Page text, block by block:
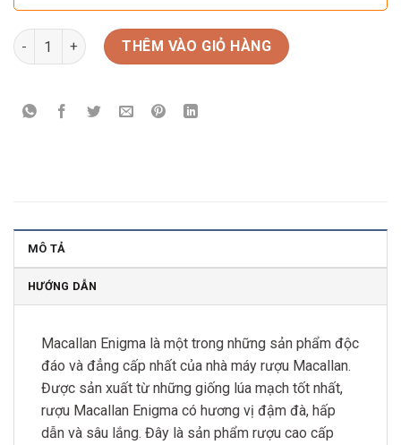
Rượu Macallan Enigma số lượng
THÊM VÀO GIỎ HÀNG
MÔ TẢ
HƯỚNG DẪN
Macallan Enigma là một trong những sản phẩm độc
đáo và đẳng cấp nhất của nhà máy rượu Macallan.
Được sản xuất từ những giống lúa mạch tốt nhất,
rượu Macallan Enigma có hương vị đậm đà, hấp
dẫn và sâu lắng. Đây là sản phẩm rượu cao cấp